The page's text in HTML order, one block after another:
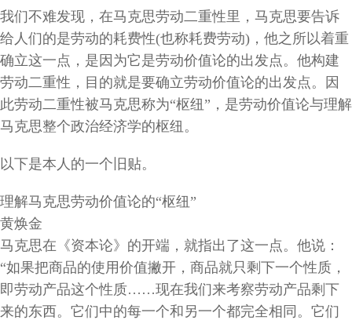
我们不难发现，在马克思劳动二重性里，马克思要告诉
给人们的是劳动的耗费性(也称耗费劳动)，他之所以着重
确立这一点，是因为它是劳动价值论的出发点。他构建
劳动二重性，目的就是要确立劳动价值论的出发点。因
此劳动二重性被马克思称为“枢纽”，是劳动价值论与理解
马克思整个政治经济学的枢纽。
以下是本人的一个旧贴。
理解马克思劳动价值论的“枢纽”
黄焕金
马克思在《资本论》的开端，就指出了这一点。他说：
“如果把商品的使用价值撇开，商品就只剩下一个性质，
即劳动产品这个性质……现在我们来考察劳动产品剩下
来的东西。它们中的每一个和另一个都完全相同。它们